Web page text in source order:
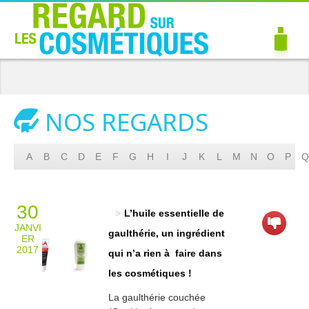
NOS REGARDS
A B C D E F G H I J K L M N O P Q
30
JANVI
ER
2017
L’huile essentielle de
gaulthérie, un ingrédient
qui n’a rien à faire dans
les cosmétiques !
La gaulthérie couchée